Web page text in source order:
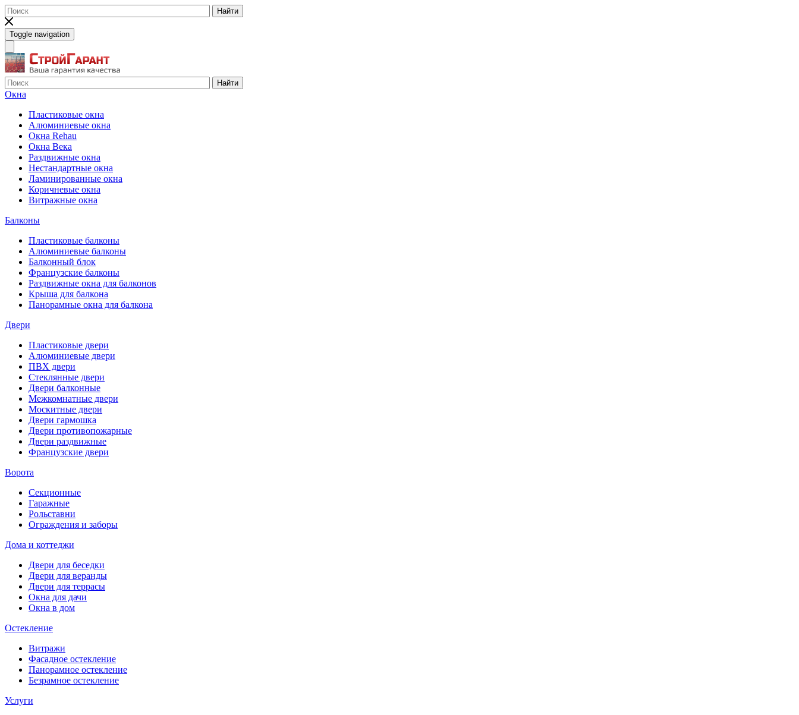
Найти
Toggle navigation
Найти
Окна
Пластиковые окна
Алюминиевые окна
Окна Rehau
Окна Века
Раздвижные окна
Нестандартные окна
Ламинированные окна
Коричневые окна
Витражные окна
Балконы
Пластиковые балконы
Алюминиевые балконы
Балконный блок
Французские балконы
Раздвижные окна для балконов
Крыша для балкона
Панорамные окна для балкона
Двери
Пластиковые двери
Алюминиевые двери
ПВХ двери
Стеклянные двери
Двери балконные
Межкомнатные двери
Москитные двери
Двери гармошка
Двери противопожарные
Двери раздвижные
Французские двери
Ворота
Секционные
Гаражные
Рольставни
Ограждения и заборы
Дома и коттеджи
Двери для беседки
Двери для веранды
Двери для террасы
Окна для дачи
Окна в дом
Остекление
Витражи
Фасадное остекление
Панорамное остекление
Безрамное остекление
Услуги